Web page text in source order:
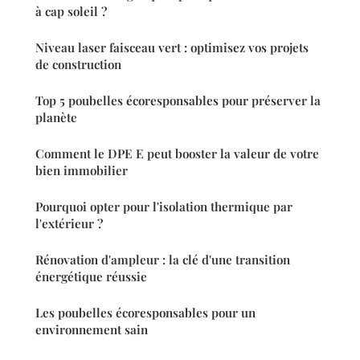
à cap soleil ?
Niveau laser faisceau vert : optimisez vos projets
de construction
Top 5 poubelles écoresponsables pour préserver la
planète
Comment le DPE E peut booster la valeur de votre
bien immobilier
Pourquoi opter pour l'isolation thermique par
l'extérieur ?
Rénovation d'ampleur : la clé d'une transition
énergétique réussie
Les poubelles écoresponsables pour un
environnement sain